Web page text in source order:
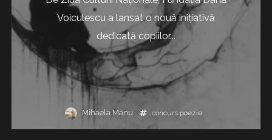
Voiculescu a lansat o nouă inițiativă
dedicată copiilor...
Mihaela Manu concurs poezie